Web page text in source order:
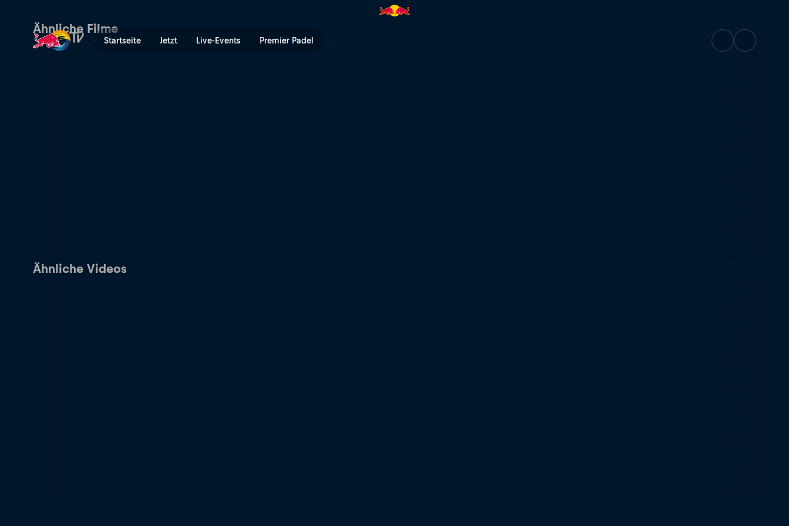
Startseite Jetzt Live-Events Premier Padel
Memories of CS:GO - Die letzten Jahre | Red Bull TV
Ähnliche Filme
Ähnliche Videos